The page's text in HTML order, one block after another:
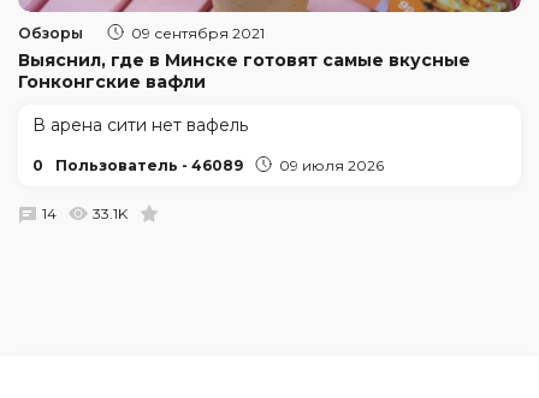
Обзоры 09 сентября 2021
Выяснил, где в Минске готовят самые вкусные
Гонконгские вафли
В арена сити нет вафель
0 Пользователь - 46089 09 июля 2026
14 33.1K